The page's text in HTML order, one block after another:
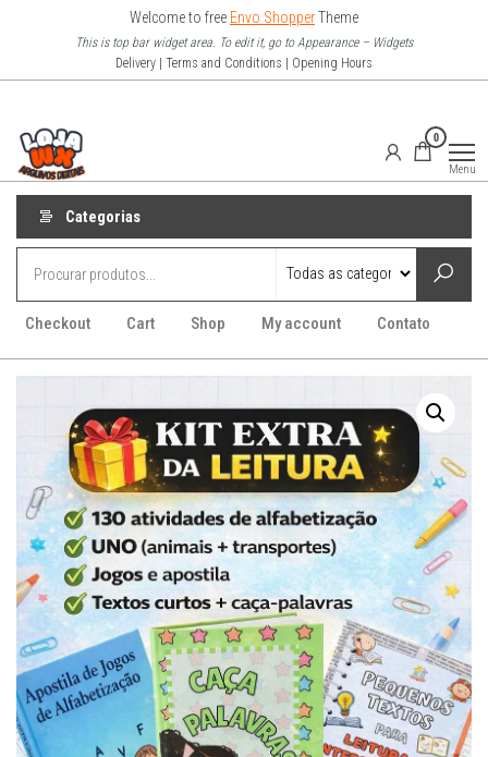
o
Welcome to free Envo ShopperTheme
This is top bar widget area. To edit it, go to Appearance – Widgets
Delivery | Terms and Conditions | Opening Hours
Arquivo
Digitais
0
Menu
Categorias
Checkout Cart Shop My account Contato